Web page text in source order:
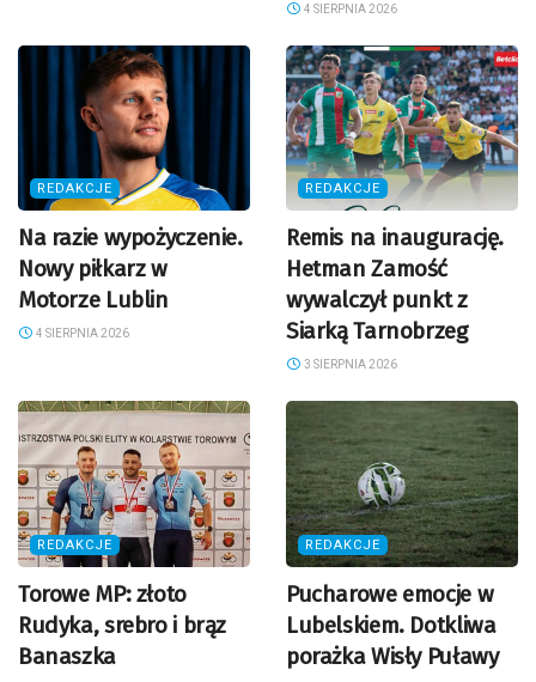
4 SIERPNIA 2026
REDAKCJE
Na razie wypożyczenie.
Nowy piłkarz w
Motorze Lublin
4 SIERPNIA 2026
REDAKCJE
Remis na inaugurację.
Hetman Zamość
wywalczył punkt z
Siarką Tarnobrzeg
3 SIERPNIA 2026
REDAKCJE
Torowe MP: złoto
Rudyka, srebro i brąz
Banaszka
REDAKCJE
Pucharowe emocje w
Lubelskiem. Dotkliwa
porażka Wisły Puławy